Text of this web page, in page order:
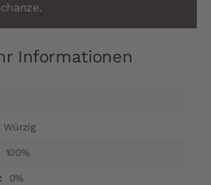
Informationen
Würzig
100%
0%